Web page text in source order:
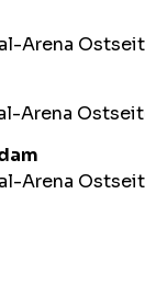
Arena
Arena
Arena